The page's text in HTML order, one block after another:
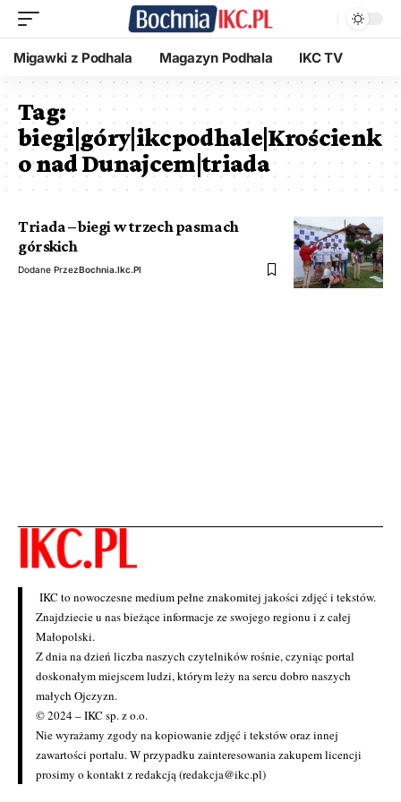
Migawki z Podhala Magazyn Podhala IKC TV
Tag:
biegi|góry|ikcpodhale|Krościenk
o nad Dunajcem|triada
Triada – biegi w trzech pasmach
górskich
Dodane PrzezBochnia.ikc.pl
IKC to nowoczesne medium pełne znakomitej jakości zdjęć i tekstów.
Znajdziecie u nas bieżące informacje ze swojego regionu i z całej
Małopolski.
Z dnia na dzień liczba naszych czytelników rośnie, czyniąc portal
doskonałym miejscem ludzi, którym leży na sercu dobro naszych
małych Ojczyzn.
© 2024 – IKC sp. z o.o.
Nie wyrażamy zgody na kopiowanie zdjęć i tekstów oraz innej
zawartości portalu. W przypadku zainteresowania zakupem licencji
prosimy o kontakt z redakcją (redakcja@ikc.pl)